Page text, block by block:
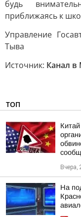
будь
приближаясь к
Управление
Тыва
Источник: Канал
ТОП
Вчера,
На